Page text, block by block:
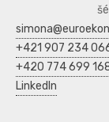
+421 907 234
+420 774 699
LinkedIn